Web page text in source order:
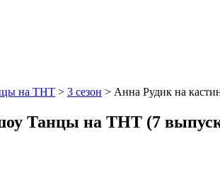
на ТНТ > 3 сезон > Анна Рудик на
Танцы на ТНТ (7